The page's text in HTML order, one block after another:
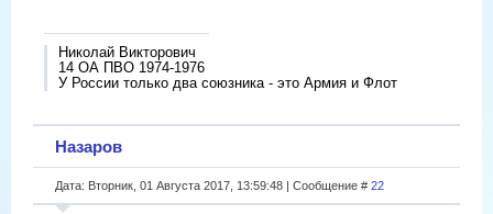
Николай Викторович
14 ОА ПВО 1974-1976
У России только два союзника - это Армия и Флот
Назаров
Дата: Вторник, 01 Августа 2017, 13:59:48 | Сообщение # 22